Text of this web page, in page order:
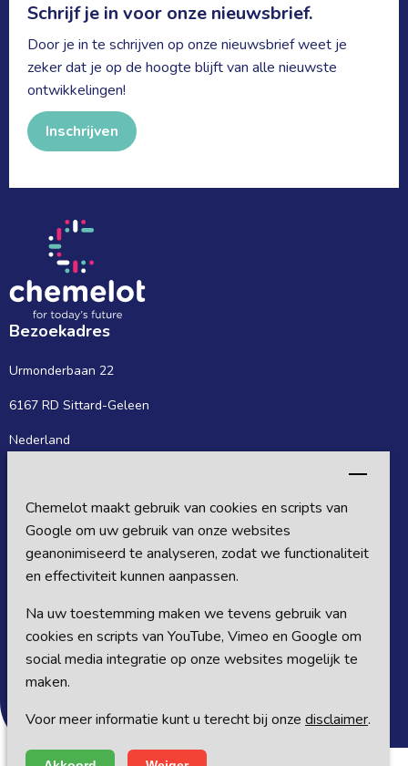
Chemelot maakt gebruik van cookies en scripts van
Google om uw gebruik van onze websites
geanonimiseerd te analyseren, zodat we functionaliteit
en effectiviteit kunnen aanpassen.
Na uw toestemming maken we tevens gebruik van
cookies en scripts van YouTube, Vimeo en Google om
social media integratie op onze websites mogelijk te
maken.
Voor meer informatie kunt u terecht bij onze disclaimer.
Schrijf je in voor onze nieuwsbrief.
Door je in te schrijven op onze nieuwsbrief weet je
zeker dat je op de hoogte blijft van alle nieuwste
ontwikkelingen!
Inschrijven
Bezoekadres
Urmonderbaan 22
6167 RD Sittard-Geleen
Nederland
Postbus 27
6160 MB Sittard-Geleen
Nederland
Volg ons op sociale media